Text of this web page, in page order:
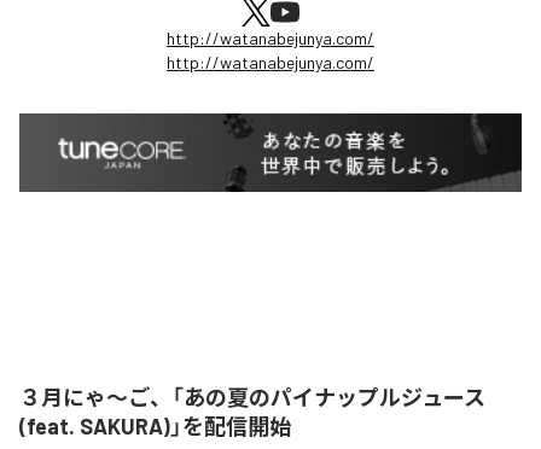
http://watanabejunya.com/
http://watanabejunya.com/
３月にゃ〜ご、「あの夏のパイナップルジュース
(feat. SAKURA)」を配信開始